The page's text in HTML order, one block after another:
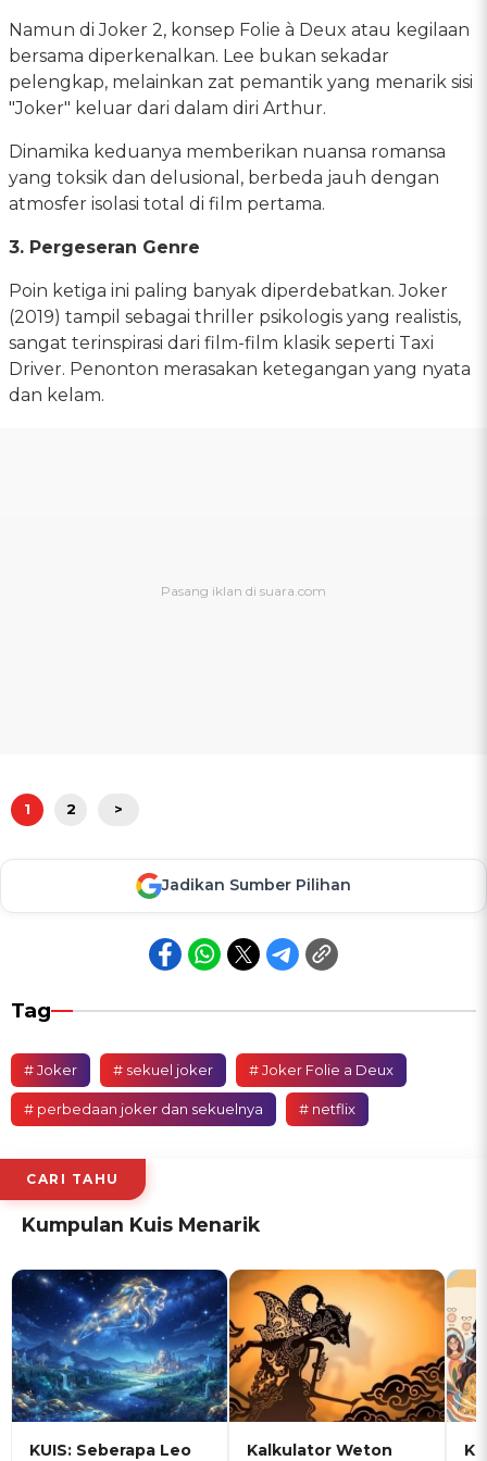
Namun di Joker 2, konsep Folie à Deux atau kegilaan
bersama diperkenalkan. Lee bukan sekadar
pelengkap, melainkan zat pemantik yang menarik sisi
"Joker" keluar dari dalam diri Arthur.
Dinamika keduanya memberikan nuansa romansa
yang toksik dan delusional, berbeda jauh dengan
atmosfer isolasi total di film pertama.
3. Pergeseran Genre
Poin ketiga ini paling banyak diperdebatkan. Joker
(2019) tampil sebagai thriller psikologis yang realistis,
sangat terinspirasi dari film-film klasik seperti Taxi
Driver. Penonton merasakan ketegangan yang nyata
dan kelam.
1 2 >
Jadikan Sumber Pilihan
Tag
# Joker # sekuel joker # Joker Folie a Deux
# perbedaan joker dan sekuelnya # netflix
CARI TAHU
Kumpulan Kuis Menarik
KUIS: Seberapa Leo
Kalkulator Weton